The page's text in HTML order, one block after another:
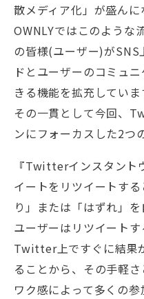
散メディア化」が盛んに
OWNLYではこのような
の皆様(ユーザー)が
ドとユーザーのコミュ
きる機能を拡充していま
その一貫として今回、
ンにフォーカスした2つ
『Twitterインスタント
イートをリツイートす
り」または「はずれ」
ユーザーはリツイート
Twitter上ですぐに結果
ることから、その手軽
ワク感によって多くの